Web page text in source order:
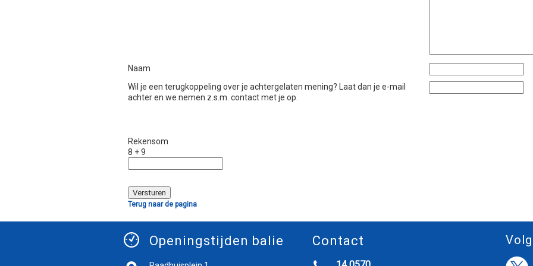
Naam
Wil je een terugkoppeling over je achtergelaten mening? Laat dan je e-mail
achter en we nemen z.s.m. contact met je op.
Rekensom
8 + 9
Terug naar de pagina
Openingstijden balie Contact